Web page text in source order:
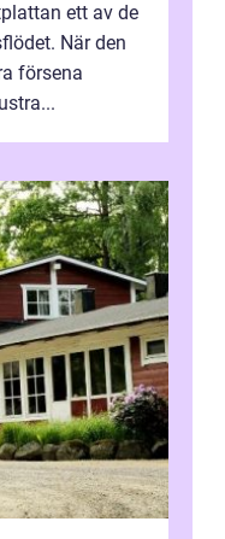
ett av de
När den
försena